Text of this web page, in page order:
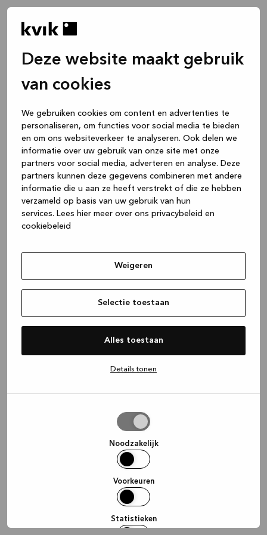
Deze website maakt gebruik
van cookies
We gebruiken cookies om content en advertenties te
personaliseren, om functies voor social media te bieden
en om ons websiteverkeer te analyseren. Ook delen we
informatie over uw gebruik van onze site met onze
partners voor social media, adverteren en analyse. Deze
partners kunnen deze gegevens combineren met andere
informatie die u aan ze heeft verstrekt of die ze hebben
verzameld op basis van uw gebruik van hun
services. Lees hier meer over ons privacybeleid en
cookiebeleid
Weigeren
Selectie toestaan
Alles toestaan
Details tonen
Noodzakelijk
Voorkeuren
Statistieken
(see the browser console for more
information).